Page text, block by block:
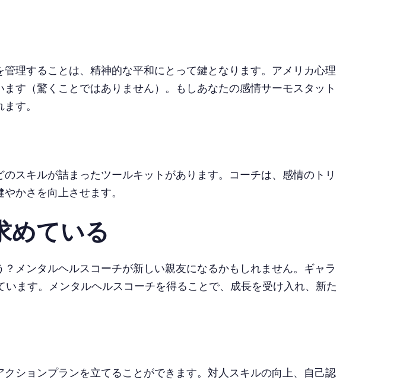
理することは、精神的な平和にとって鍵となります。アメリカ心理
す（驚くことではありません）。もしあなたの感情サーモスタット
す。
スキルが詰まったツールキットがあります。コーチは、感情のトリ
かさを向上させます。
めている
メンタルヘルスコーチが新しい親友になるかもしれません。ギャラ
ます。メンタルヘルスコーチを得ることで、成長を受け入れ、新た
ションプランを立てることができます。対人スキルの向上、自己認